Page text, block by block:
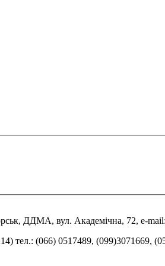
ДДМА, вул. Академічна, 72, е-mail:
тел.: (066) 0517489, (099)3071669,